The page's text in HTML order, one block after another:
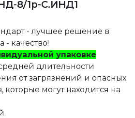
8/1р-С.ИНД1
- лучшее решение в
качество!
упаковке
длительности
от загрязнений и опасных
могут находится на